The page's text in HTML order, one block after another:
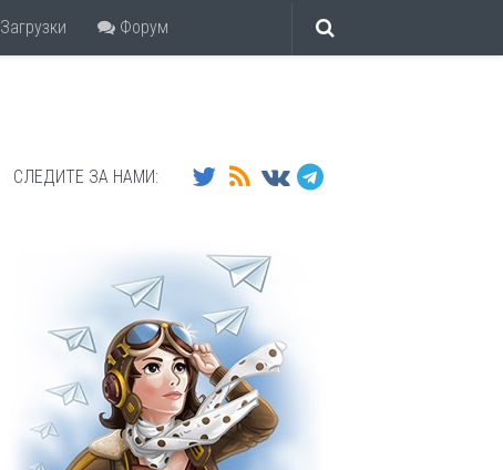
Загрузки Форум
СЛЕДИТЕ ЗА НАМИ: